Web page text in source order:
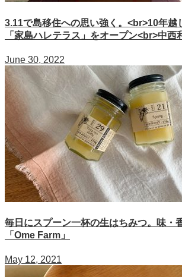
3.11で島移住への思い強く。<br>10年越
「家島ハレテラス」をオープン<br>中西
June 30, 2022
毎日にスプーン一杯の生はちみつ。味・
「Ome Farm」
May 12, 2021